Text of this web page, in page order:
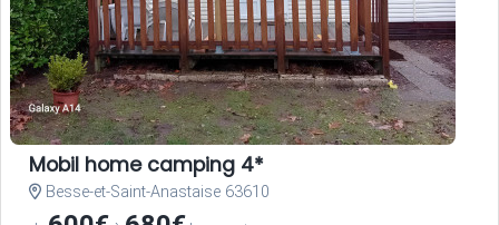
Mobil home camping 4*
Besse-et-Saint-Anastaise 63610